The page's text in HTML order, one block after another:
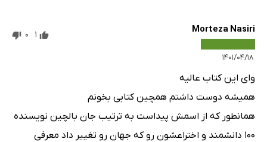
Morteza Nasiri
۱۴۰۱/۰۴/۱۸
1
0
وای این کتاب عالیه
همیشه دوست داشتم همچین کتابی بخونم
همانطور که از اسمش پیداست به ترتیب جان بالچین نویسنده
۱۰۰ دانشمند و اختراعشون رو که جهان رو تغییر داد معرفی